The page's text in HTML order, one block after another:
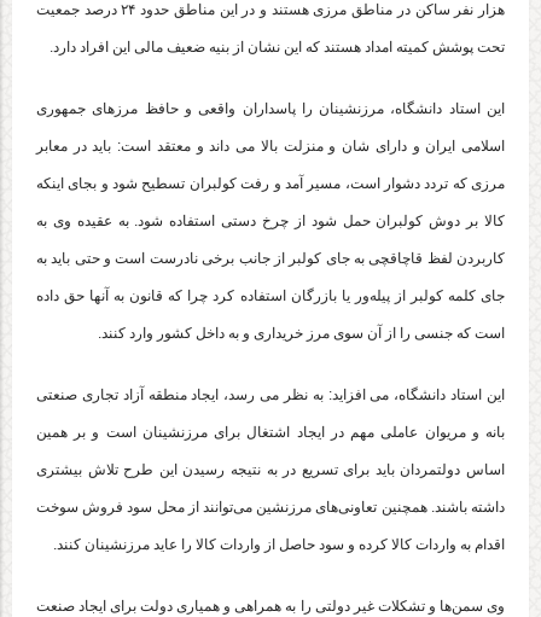
هزار نفر ساکن در مناطق مرزی هستند و در این مناطق حدود ۲۴ درصد جمعیت
تحت پوشش کمیته امداد هستند که این نشان از بنیه ضعیف مالی این افراد دارد.
این استاد دانشگاه، مرزنشینان را پاسداران واقعی و حافظ مرزهای جمهوری
اسلامی ایران و دارای شان و منزلت بالا می داند و معتقد است: باید در معابر
مرزی که تردد دشوار است، مسیر آمد و رفت کولبران تسطیح شود و بجای اینکه
کالا بر دوش کولبران حمل شود از چرخ دستی استفاده شود. به عقیده وی به
کاربردن لفظ قاچاقچی به جای کولبر از جانب برخی نادرست است و حتی باید به
جای کلمه کولبر از پیله‌ور یا بازرگان استفاده کرد چرا که قانون به آنها حق داده
است که جنسی را از آن سوی مرز خریداری و به داخل کشور وارد کنند.
این استاد دانشگاه، می افزاید: به نظر می رسد، ایجاد منطقه آزاد تجاری صنعتی
بانه و مریوان عاملی مهم در ایجاد اشتغال برای مرزنشینان است و بر همین
اساس دولتمردان باید برای تسریع در به نتیجه رسیدن این طرح تلاش بیشتری
داشته باشند. همچنین تعاونی‌های مرزنشین می‌توانند از محل سود فروش سوخت
اقدام به واردات کالا کرده و سود حاصل از واردات کالا را عاید مرزنشینان کنند.
وی سمن‌ها و تشکلات غیر دولتی را به همراهی و همیاری دولت برای ایجاد صنعت